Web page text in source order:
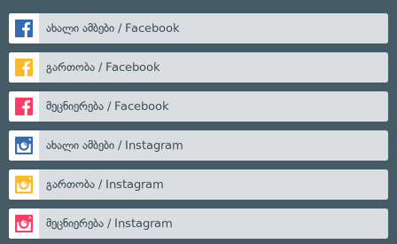
ახალი ამბები / Facebook
გართობა / Facebook
მეცნიერება / Facebook
ახალი ამბები / Instagram
გართობა / Instagram
მეცნიერება / Instagram